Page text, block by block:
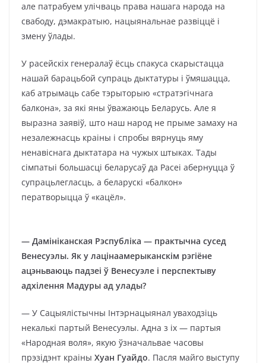
але патрабуем улічваць права нашага народа на
свабоду, дэмакратыю, нацыянальнае развіццё і
змену ўлады.
У расейскіх генералаў ёсць спакуса скарыстацца
нашай барацьбой супраць дыктатуры і ўмяшацца,
каб атрымаць сабе тэрыторыю «стратэгічнага
балкона», за які яны ўважаюць Беларусь. Але я
выразна заявіў, што наш народ не прыме замаху на
незалежнасць краіны і спробы вярнуць яму
ненавіснага дыктатара на чужых штыках. Тады
сімпатыі большасці беларусаў да Расеі абернуцца ў
супрацьлегласць, а беларускі «балкон»
ператворыцца ў «кацёл».
— Дамініканская Рэспубліка — практычна сусед
Венесуэлы. Як у лацінаамерыканскім рэгіёне
ацэньваюць падзеі ў Венесуэле і перспектыву
адхілення Мадуры ад улады?
— У Сацыялістычны Інтэрнацыянал уваходзіць
некалькі партый Венесуэлы. Адна з іх — партыя
«Народная воля», якую ўзначальвае часовы
прэзідэнт краіны Хуан Гуайдо. Пасля майго выступу